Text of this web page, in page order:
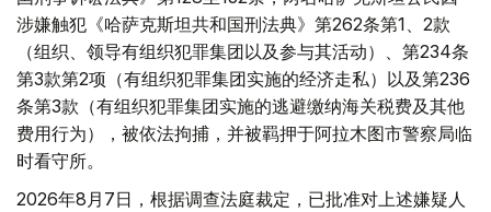
涉嫌触犯《哈萨克斯坦共和国刑法典》第262条第1、2款
（组织、领导有组织犯罪集团以及参与其活动）、第234条
第3款第2项（有组织犯罪集团实施的经济走私）以及第236
条第3款（有组织犯罪集团实施的逃避缴纳海关税费及其他
费用行为），被依法拘捕，并被羁押于阿拉木图市警察局临
时看守所。
2026年8月7日，根据调查法庭裁定，已批准对上述嫌疑人